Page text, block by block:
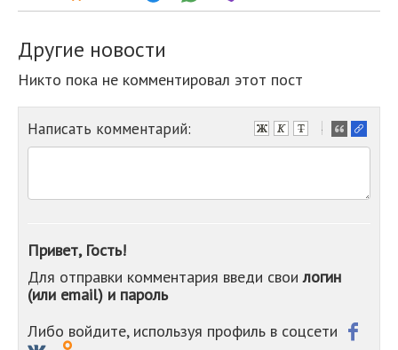
Другие новости
Никто пока не комментировал этот пост
Написать комментарий:
-
-
-
-
Привет, Гость!
Для отправки комментария введи своилогин
(или email) и пароль
Либо войдите, используя профиль в соцсети